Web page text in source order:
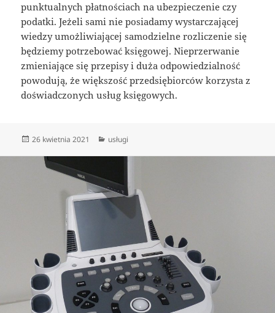
punktualnych płatnościach na ubezpieczenie czy
podatki. Jeżeli sami nie posiadamy wystarczającej
wiedzy umożliwiającej samodzielne rozliczenie się
będziemy potrzebować księgowej. Nieprzerwanie
zmieniające się przepisy i duża odpowiedzialność
powodują, że większość przedsiębiorców korzysta z
doświadczonych usług księgowych.
Data
26 kwietnia 2021 Kategorie
usługi